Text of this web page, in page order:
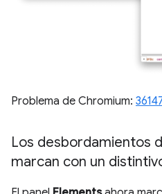
Problema de Chromium:
Los desbordamientos
marcan con un